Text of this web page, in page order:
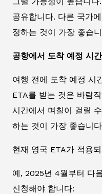
공유합니다. 다른 국가
정하는 것이 가장 좋습
공항에서 도착 예정 시
여행 전에 도착 예정 시
ETA를 받는 것은 바람
시간에서 며칠이 걸릴
하는 것이 가장 좋습니
현재 영국 ETA가 적용
예, 2025년 4월부터 다
신청해야 합니다: